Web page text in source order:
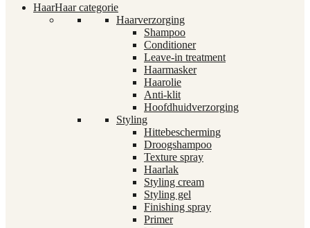
HaarHaar categorie
Haarverzorging
Shampoo
Conditioner
Leave-in treatment
Haarmasker
Haarolie
Anti-klit
Hoofdhuidverzorging
Styling
Hittebescherming
Droogshampoo
Texture spray
Haarlak
Styling cream
Styling gel
Finishing spray
Primer